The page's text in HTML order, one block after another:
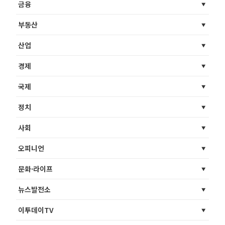
금융
부동산
산업
경제
국제
정치
사회
오피니언
문화·라이프
뉴스발전소
이투데이TV